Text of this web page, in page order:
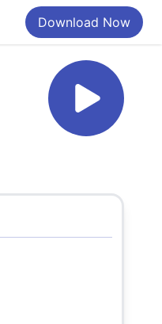
Download Now